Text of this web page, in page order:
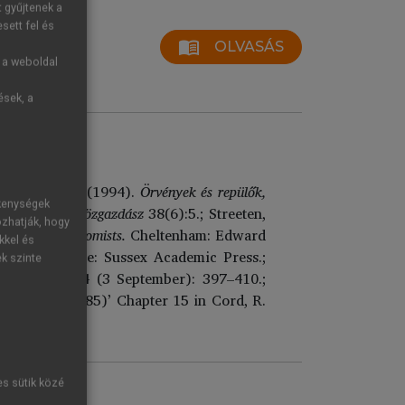
menu_book OLVASÁS
L. Edson (1994). Örvények és repülők,
Közgazdász38(6):5.; Streeten,
Economists. Cheltenham: Edward
Sussex Academic Press.;
34 (3 September): 397–410.;
(1905-1985)’ Chapter 15 in Cord, R.
a
fel és
weboldal
a
hogy
és
szinte
sütik közé